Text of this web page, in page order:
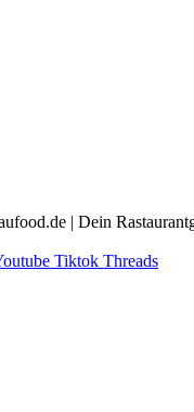
| Dein
Tiktok Threads